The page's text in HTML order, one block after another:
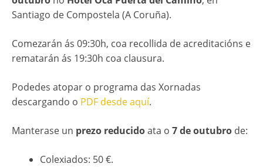
Santiago de Compostela (A Coruña).
Comezarán ás 09:30h, coa recollida de acreditacións e
rematarán ás 19:30h coa clausura.
Podedes atopar o programa das Xornadas
descargando o PDF desde aquí.
Manterase un prezo reducidoata o 7 de outubro de:
Colexiados: 50 €.